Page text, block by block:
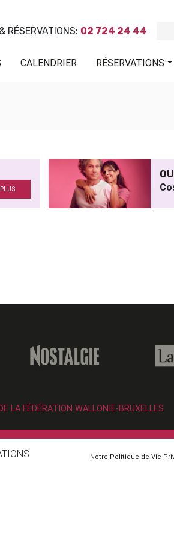
RÉSERVATIONS: 02 724 24 44
CALENDRIER RÉSERVATIONS
LA FÉDÉRATION WALLONIE-BRUXELLES
Notre Politique de Vie